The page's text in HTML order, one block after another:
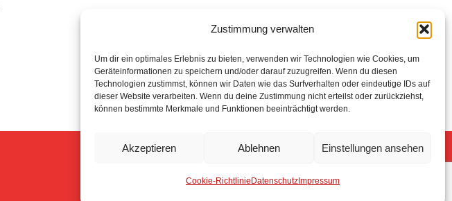
Zustimmung verwalten
Um dir ein optimales Erlebnis zu bieten, verwenden wir Technologien wie Cookies, um
Geräteinformationen zu speichern und/oder darauf zuzugreifen. Wenn du diesen
Technologien zustimmst, können wir Daten wie das Surfverhalten oder eindeutige IDs auf
dieser Website verarbeiten. Wenn du deine Zustimmung nicht erteilst oder zurückziehst,
können bestimmte Merkmale und Funktionen beeinträchtigt werden.
Akzeptieren Ablehnen Einstellungen ansehen
Cookie-Richtlinie DatenschutzImpressum
Anmelden